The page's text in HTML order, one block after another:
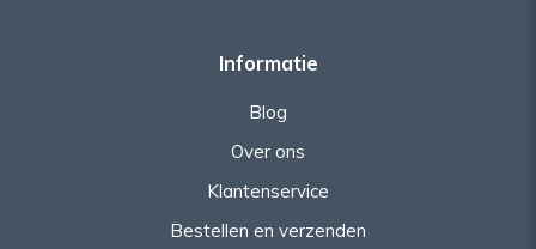
Informatie
Blog
Over ons
Klantenservice
Bestellen en verzenden